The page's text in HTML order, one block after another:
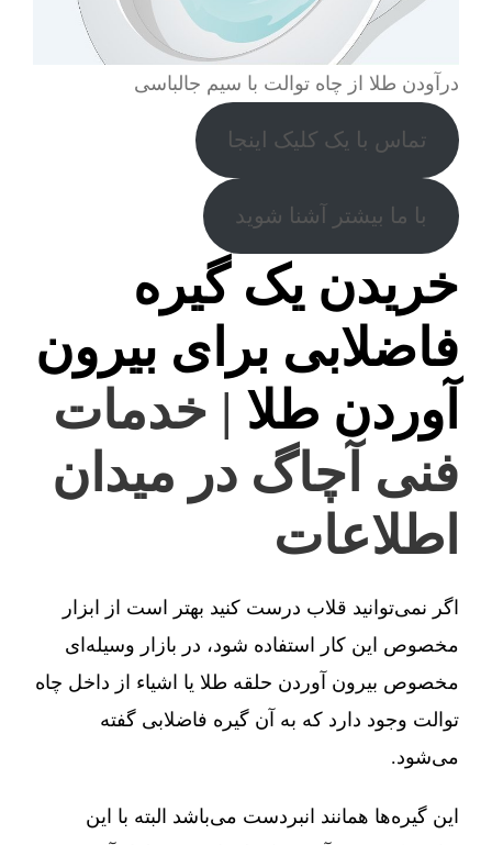
درآودن طلا از چاه توالت با سیم جالباسی
تماس با یک کلیک اینجا
با ما بیشتر آشنا شوید
خریدن یک گیره
فاضلابی برای بیرون
آوردن طلا | خدمات
فنی آچاگ در میدان
اطلاعات
اگر نمی‌توانید قلاب درست کنید بهتر است از ابزار
مخصوص این کار استفاده شود، در بازار وسیله‌ای
مخصوص بیرون آوردن حلقه طلا یا اشیاء از داخل چاه
توالت وجود دارد که به آن گیره فاضلابی گفته
می‌شود.
این گیره‌ها همانند انبردست می‌باشد البته با این